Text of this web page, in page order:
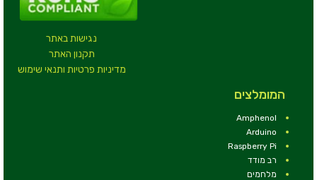
נגישות באתר
תקנון האתר
מדיניות פרטיות ותנאי שימוש
המומלצים
Amphenol
Arduino
Raspberry Pi
רב מודד
מלחמים